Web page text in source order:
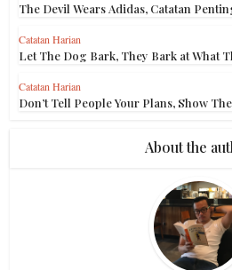
The Devil Wears Adidas, Catatan
Catatan Harian
Let The Dog Bark, They Bark at What
Catatan Harian
Don’t Tell People Your Plans, Show
About the